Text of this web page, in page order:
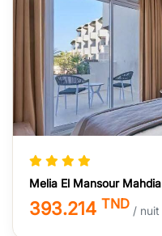
Melia El Mansour Mahdia
393.214 TND / nuit